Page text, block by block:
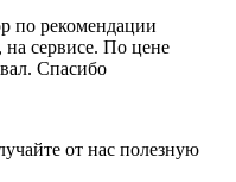
по рекомендации
сервисе. По цене
Спасибо
от нас полезную